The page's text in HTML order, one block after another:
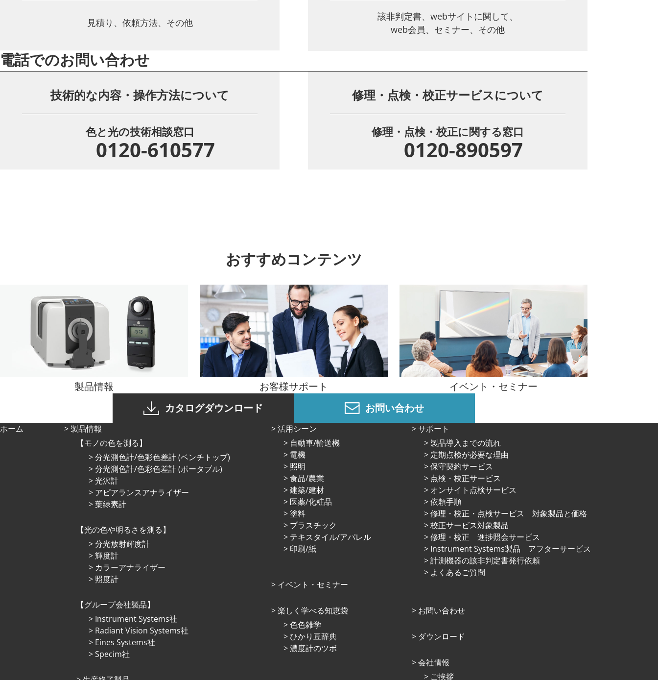
見積り、依頼方法、その他
該非判定書、webサイトに関して、
web会員、セミナー、その他
電話でのお問い合わせ
技術的な内容・操作方法について
色と光の技術相談窓口
0120-610577
修理・点検・校正サービスについて
修理・点検・校正に関する窓口
0120-890597
おすすめコンテンツ
製品情報 お客様サポート イベント・ セミナー
カタログダウンロード
お問い合わせ
ホーム
製品情報
モノの色を測る
分光測色計/色彩色差計 (ベンチトップ)
分光測色計/色彩色差計 (ポータブル)
光沢計
アピアランスアナライザー
葉緑素計
光の⾊や明るさを測る
分光放射輝度計
輝度計
カラーアナライザー
照度計
グループ会社製品
Instrument Systems社
Radiant Vision Systems社
Eines Systems社
Specim社
活⽤シーン
⾃動⾞/輸送機
電機
照明
⾷品/農業
建築/建材
医薬/化粧品
塗料
プラスチック
テキスタイル/アパレル
印刷/紙
イベント・セミナー
楽しく学べる知恵袋
⾊⾊雑学
ひかり⾖辞典
濃度計のツボ
サポート
製品導入までの流れ
定期点検が必要な理由
保守契約サービス
点検・校正サービス
オンサイト点検サービス
依頼手順
修理・校正・点検サービス 対象製品と価格
校正サービス対象製品
修理・校正 進捗照会サービス
Instrument Systems製品 アフターサービス
計測機器の該非判定書発行依頼
よくあるご質問
お問い合わせ
ダウンロード
会社情報
ご挨拶